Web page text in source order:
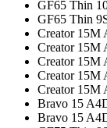
GF65 Thin
GF65 Thin
Creator 15M
Creator 15M
Creator 15M
Creator 15M
Creator 15M
Bravo 15
Bravo 15